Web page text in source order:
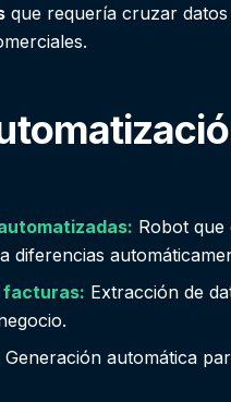
que requería cruzar
Robot
diferencias
facturas: Extracción de
Generación automática